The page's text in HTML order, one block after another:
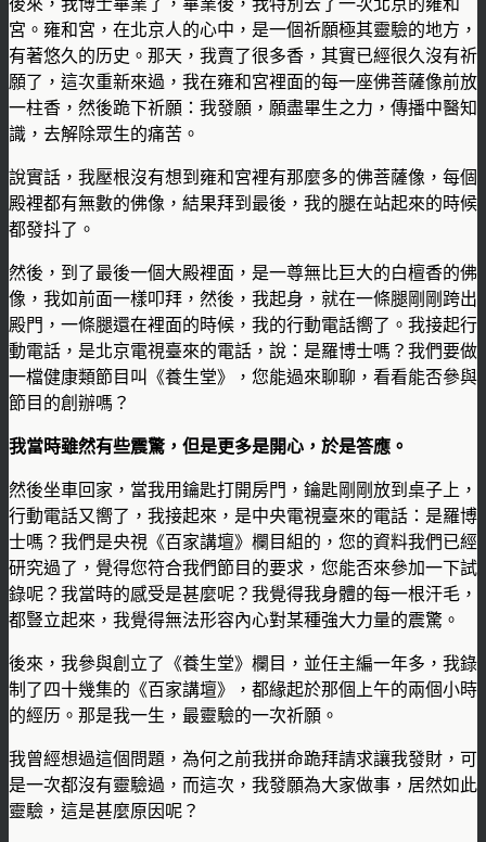
宮。雍和宮，在北京人的心中，是一個祈願極其靈驗的地方，
有著悠久的历史。那天，我賣了很多香，其實已經很久沒有祈
願了，這次重新來過，我在雍和宮裡面的每一座佛菩薩像前放
一柱香，然後跪下祈願：我發願，願盡畢生之力，傳播中醫知
識，去解除眾生的痛苦。
說實話，我壓根沒有想到雍和宮裡有那麼多的佛菩薩像，每個
殿裡都有無數的佛像，結果拜到最後，我的腿在站起來的時候
都發抖了。
然後，到了最後一個大殿裡面，是一尊無比巨大的白檀香的佛
像，我如前面一樣叩拜，然後，我起身，就在一條腿剛剛跨出
殿門，一條腿還在裡面的時候，我的行動電話嚮了。我接起行
動電話，是北京電視臺來的電話，說：是羅博士嗎？我們要做
一檔健康類節目叫《養生堂》，您能過來聊聊，看看能否參與
節目的創辦嗎？
我當時雖然有些震驚，但是更多是開心，於是答應。
然後坐車回家，當我用鑰匙打開房門，鑰匙剛剛放到桌子上，
行動電話又嚮了，我接起來，是中央電視臺來的電話：是羅博
士嗎？我們是央視《百家講壇》欄目組的，您的資料我們已經
研究過了，覺得您符合我們節目的要求，您能否來參加一下試
錄呢？我當時的感受是甚麼呢？我覺得我身體的每一根汗毛，
都豎立起來，我覺得無法形容內心對某種強大力量的震驚。
後來，我參與創立了《養生堂》欄目，並任主編一年多，我錄
制了四十幾集的《百家講壇》，都緣起於那個上午的兩個小時
的經历。那是我一生，最靈驗的一次祈願。
我曾經想過這個問題，為何之前我拼命跪拜請求讓我發財，可
是一次都沒有靈驗過，而這次，我發願為大家做事，居然如此
靈驗，這是甚麼原因呢？